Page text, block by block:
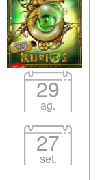
29
ag.
27
set.